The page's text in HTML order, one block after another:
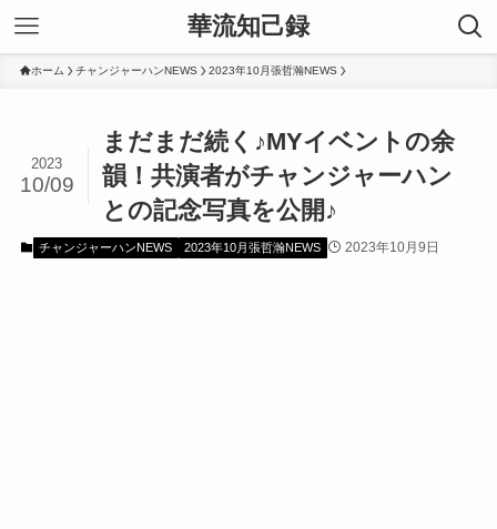
華流知己録
ホーム チャンジャーハンNEWS 2023年10月張哲瀚NEWS
まだまだ続く♪MYイベントの余
韻！共演者がチャンジャーハン
との記念写真を公開♪
2023
10/09
チャンジャーハンNEWS 2023年10月張哲瀚NEWS 2023年10月9日